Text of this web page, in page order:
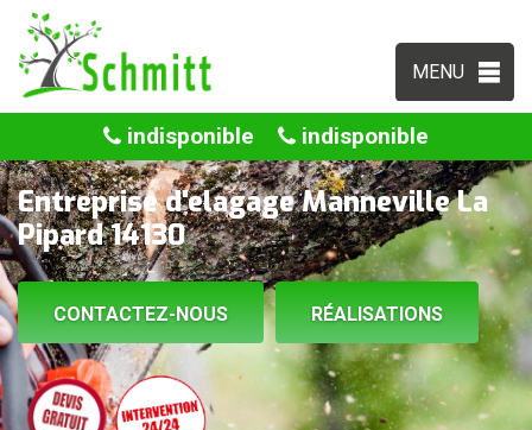
MENU
indisponible indisponible
Entreprise d'elagage Manneville La
Pipard 14130
CONTACTEZ-NOUS RÉALISATIONS